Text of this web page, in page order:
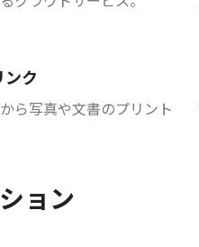
ク
ら写真や文書のプリント
ョン